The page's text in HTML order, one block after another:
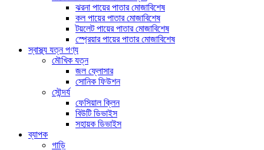
ঝরনা পায়ের পাতার মোজাবিশেষ
কল পায়ের পাতার মোজাবিশেষ
টয়লেট পায়ের পাতার মোজাবিশেষ
স্প্রেয়ার পায়ের পাতার মোজাবিশেষ
স্বাস্থ্য যত্ন পণ্য
মৌখিক যত্ন
জল ফ্লোসার
সোনিক ফিউশন
সৌন্দর্য
ফেসিয়াল ক্লিন
বিউটি ডিভাইস
সহায়ক ডিভাইস
ব্যাপক
গাড়ি